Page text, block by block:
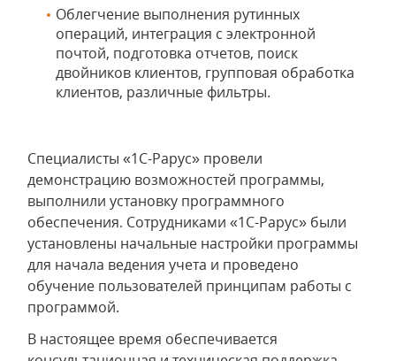
Облегчение выполнения рутинных
операций, интеграция с электронной
почтой, подготовка отчетов, поиск
двойников клиентов, групповая обработка
клиентов, различные фильтры.
Специалисты «1С-Рарус» провели
демонстрацию возможностей программы,
выполнили установку программного
обеспечения. Сотрудниками «1С-Рарус» были
установлены начальные настройки программы
для начала ведения учета и проведено
обучение пользователей принципам работы с
программой.
В настоящее время обеспечивается